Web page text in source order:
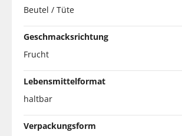
Beutel / Tüte
Geschmacksrichtung
Frucht
Lebensmittelformat
haltbar
Verpackungsform